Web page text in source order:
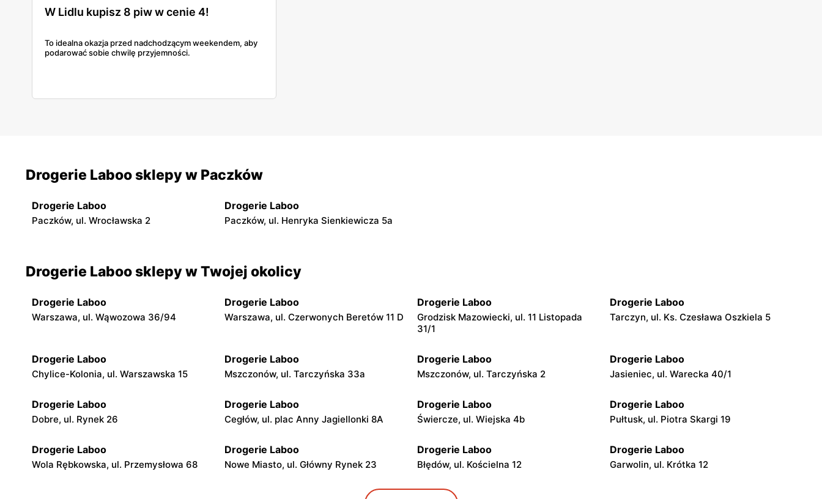
W Lidlu kupisz 8 piw w cenie 4!
To idealna okazja przed nadchodzącym weekendem, aby
podarować sobie chwilę przyjemności.
Drogerie Laboo sklepy w Paczków
Drogerie Laboo
Paczków, ul. Wrocławska 2
Drogerie Laboo
Paczków, ul. Henryka Sienkiewicza 5a
Drogerie Laboo sklepy w Twojej okolicy
Drogerie Laboo
Warszawa, ul. Wąwozowa 36/94
Drogerie Laboo
Warszawa, ul. Czerwonych Beretów 11 D
Drogerie Laboo
Grodzisk Mazowiecki, ul. 11 Listopada
31/1
Drogerie Laboo
Tarczyn, ul. Ks. Czesława Oszkiela 5
Drogerie Laboo
Chylice-Kolonia, ul. Warszawska 15
Drogerie Laboo
Mszczonów, ul. Tarczyńska 33a
Drogerie Laboo
Mszczonów, ul. Tarczyńska 2
Drogerie Laboo
Jasieniec, ul. Warecka 40/1
Drogerie Laboo
Dobre, ul. Rynek 26
Drogerie Laboo
Cegłów, ul. plac Anny Jagiellonki 8A
Drogerie Laboo
Świercze, ul. Wiejska 4b
Drogerie Laboo
Pułtusk, ul. Piotra Skargi 19
Drogerie Laboo
Wola Rębkowska, ul. Przemysłowa 68
Drogerie Laboo
Nowe Miasto, ul. Główny Rynek 23
Drogerie Laboo
Błędów, ul. Kościelna 12
Drogerie Laboo
Garwolin, ul. Krótka 12
Drogerie Laboo